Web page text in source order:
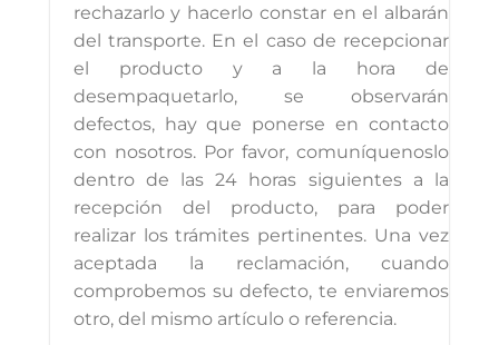
rechazarlo y hacerlo constar en el albarán
del transporte. En el caso de recepcionar
el producto y a la hora de
desempaquetarlo, se observarán
defectos, hay que ponerse en contacto
con nosotros. Por favor, comuníquenoslo
dentro de las 24 horas siguientes a la
recepción del producto, para poder
realizar los trámites pertinentes. Una vez
aceptada la reclamación, cuando
comprobemos su defecto, te enviaremos
otro, del mismo artículo o referencia.